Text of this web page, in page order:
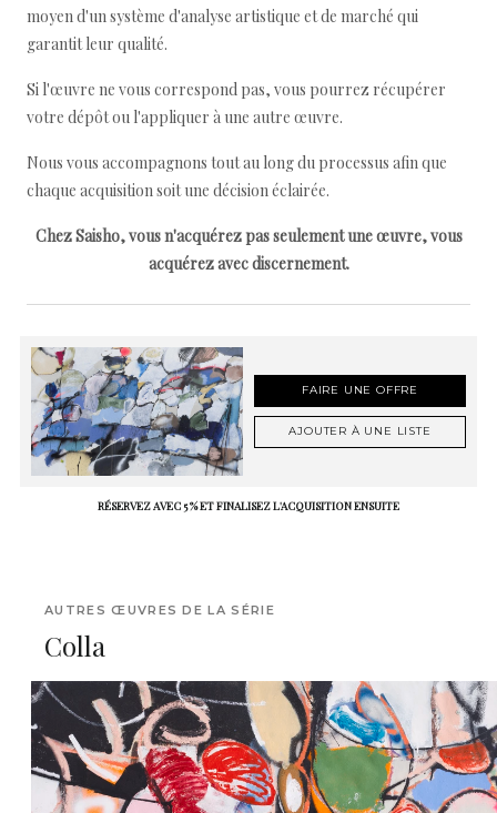
moyen d'un système d'analyse artistique et de marché qui
garantit leur qualité.
Si l'œuvre ne vous correspond pas, vous pourrez récupérer
votre dépôt ou l'appliquer à une autre œuvre.
Nous vous accompagnons tout au long du processus afin que
chaque acquisition soit une décision éclairée.
Chez Saisho, vous n'acquérez pas seulement une œuvre, vous
acquérez avec discernement.
FAIRE UNE OFFRE
AJOUTER À UNE LISTE
RÉSERVEZ AVEC 5 % ET FINALISEZ L'ACQUISITION ENSUITE
AUTRES ŒUVRES DE LA SÉRIE
Colla